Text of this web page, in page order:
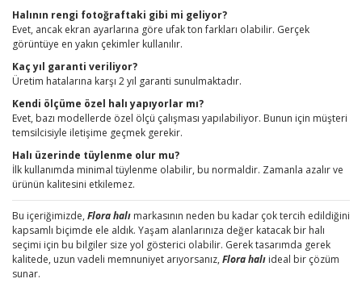
Halının rengi fotoğraftaki gibi mi geliyor?
Evet, ancak ekran ayarlarına göre ufak ton farkları olabilir. Gerçek
görüntüye en yakın çekimler kullanılır.
Kaç yıl garanti veriliyor?
Üretim hatalarına karşı 2 yıl garanti sunulmaktadır.
Kendi ölçüme özel halı yapıyorlar mı?
Evet, bazı modellerde özel ölçü çalışması yapılabiliyor. Bunun için müşteri
temsilcisiyle iletişime geçmek gerekir.
Halı üzerinde tüylenme olur mu?
İlk kullanımda minimal tüylenme olabilir, bu normaldir. Zamanla azalır ve
ürünün kalitesini etkilemez.
Bu içeriğimizde, Flora halı markasının neden bu kadar çok tercih edildiğini
kapsamlı biçimde ele aldık. Yaşam alanlarınıza değer katacak bir halı
seçimi için bu bilgiler size yol gösterici olabilir. Gerek tasarımda gerek
kalitede, uzun vadeli memnuniyet arıyorsanız, Flora halı ideal bir çözüm
sunar.